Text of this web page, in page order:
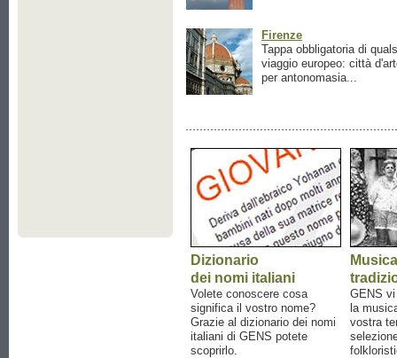
Firenze
Tappa obbligatoria di
viaggio europeo: città
per antonomasia...
Dizionario
dei nomi italiani
Volete conoscere cosa
significa il vostro nome?
Grazie al dizionario dei nomi
italiani di GENS potete
scoprirlo.
Musica
GENS
la
vostra